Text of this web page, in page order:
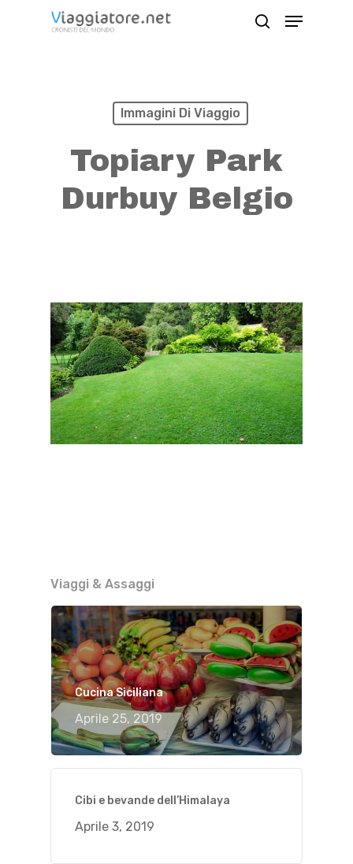
Menu
Immagini Di Viaggio
Topiary Park
Durbuy Belgio
Viaggi & Assaggi
Cucina Siciliana
Aprile 25, 2019
Cibi e bevande dell’Himalaya
Aprile 3, 2019